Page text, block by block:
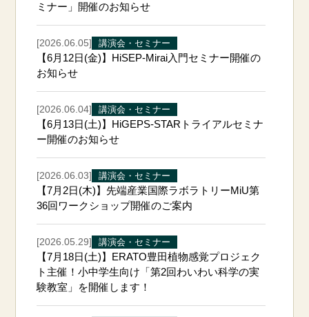
ミナー」開催のお知らせ
[2026.06.05] 講演会・セミナー
【6月12日(金)】HiSEP-Mirai入門セミナー開催の
お知らせ
[2026.06.04] 講演会・セミナー
【6月13日(土)】HiGEPS-STARトライアルセミナ
ー開催のお知らせ
[2026.06.03] 講演会・セミナー
【7月2日(木)】先端産業国際ラボラトリーMiU第
36回ワークショップ開催のご案内
[2026.05.29] 講演会・セミナー
【7月18日(土)】ERATO豊田植物感覚プロジェク
ト主催！小中学生向け「第2回わいわい科学の実
験教室」を開催します！